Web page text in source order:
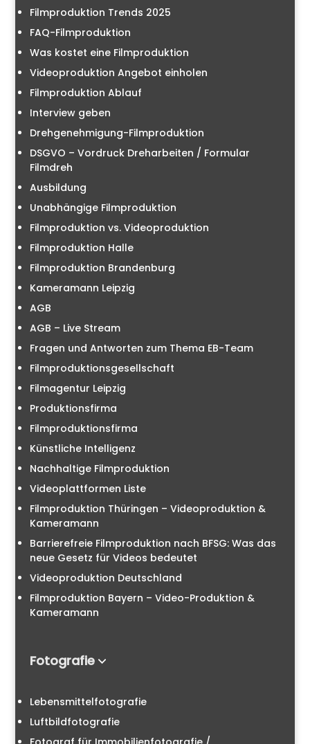
Filmproduktion Trends 2025
FAQ-Filmproduktion
Was kostet eine Filmproduktion
Videoproduktion Angebot einholen
Filmproduktion Ablauf
Interview geben
Drehgenehmigung-Filmproduktion
DSGVO – Vordruck Dreharbeiten / Formular
Filmdreh
Ausbildung
Unabhängige Filmproduktion
Filmproduktion vs. Videoproduktion
Filmproduktion Halle
Filmproduktion Brandenburg
Kameramann Leipzig
AGB
AGB – Live Stream
Fragen und Antworten zum Thema EB-Team
Filmproduktionsgesellschaft
Filmagentur Leipzig
Produktionsfirma
Filmproduktionsfirma
Künstliche Intelligenz
Nachhaltige Filmproduktion
Videoplattformen Liste
Filmproduktion Thüringen – Videoproduktion &
Kameramann
Barrierefreie Filmproduktion nach BFSG: Was das
neue Gesetz für Videos bedeutet
Videoproduktion Deutschland
Filmproduktion Bayern – Video-Produktion &
Kameramann
Fotografie
Lebensmittelfotografie
Luftbildfotografie